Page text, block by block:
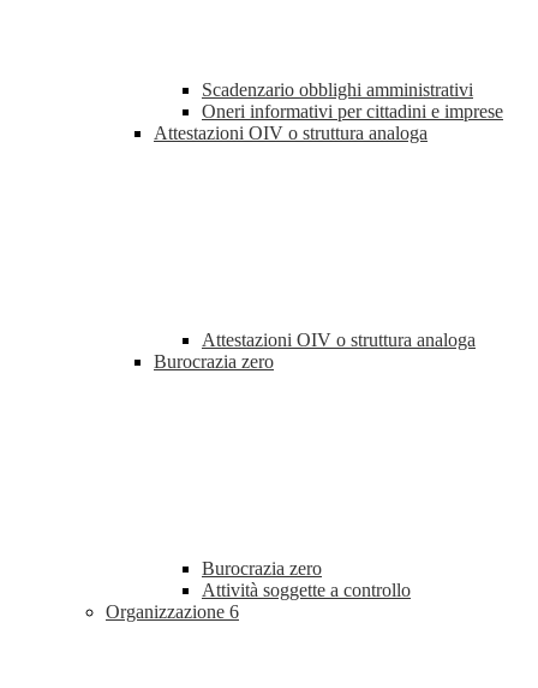
Scadenzario obblighi amministrativi
Oneri informativi per cittadini e imprese
Attestazioni OIV o struttura analoga
Attestazioni OIV o struttura analoga
Burocrazia zero
Burocrazia zero
Attività soggette a controllo
Organizzazione 6